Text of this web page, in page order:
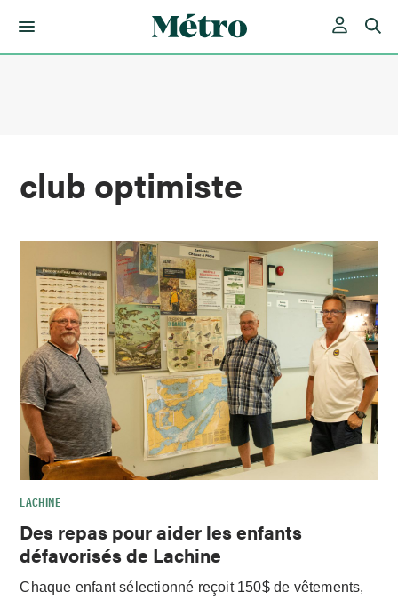
club optimiste
LACHINE
Des repas pour aider les enfants
défavorisés de Lachine
Chaque enfant sélectionné reçoit 150$ de vêtements,